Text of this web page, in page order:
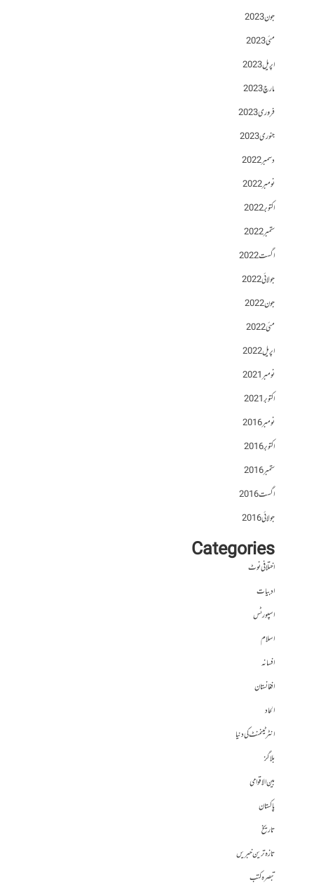
جون 2023
مئی 2023
اپریل 2023
مارچ 2023
فروری 2023
جنوری 2023
دسمبر 2022
نومبر 2022
اکتوبر 2022
ستمبر 2022
اگست 2022
جولائی 2022
جون 2022
مئی 2022
اپریل 2022
نومبر 2021
اکتوبر 2021
نومبر 2016
اکتوبر 2016
ستمبر 2016
اگست 2016
جولائی 2016
Categories
اختلافی نوٹ
ادبیات
اسپورٹس
اسلام
افسانہ
افغانستان
الحاد
انٹرٹینمنٹ کی دنیا
بلاگز
بین الاقوامی
پاکستان
تاریخ
تازہ ترین خبریں
تبصرہ کتب